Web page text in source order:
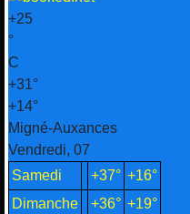
+25
°
C
+31°
+14°
Migné-Auxances
Vendredi, 07
Samedi
+37° +16°
Dimanche
+36° +19°